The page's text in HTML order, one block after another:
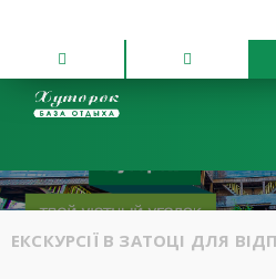
ЕКСКУРСІЇ В ЗАТОЦІ ДЛЯ